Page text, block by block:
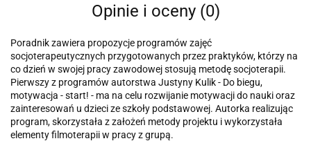
Opinie i oceny (0)
Poradnik zawiera propozycje programów zajęć
socjoterapeutycznych przygotowanych przez praktyków, którzy na
co dzień w swojej pracy zawodowej stosują metodę socjoterapii.
Pierwszy z programów autorstwa Justyny Kulik - Do biegu,
motywacja - start! - ma na celu rozwijanie motywacji do nauki oraz
zainteresowań u dzieci ze szkoły podstawowej. Autorka realizując
program, skorzystała z założeń metody projektu i wykorzystała
elementy filmoterapii w pracy z grupą.